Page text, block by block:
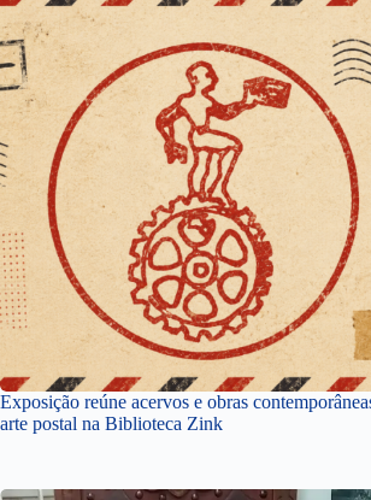
Exposição reúne acervos e obras
arte postal na Biblioteca Zink